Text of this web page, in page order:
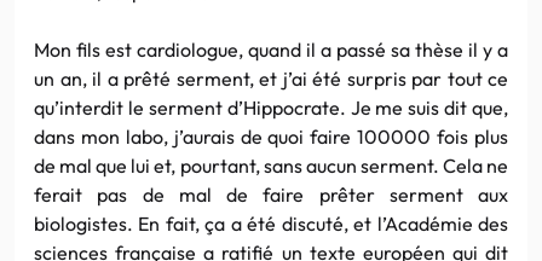
Mon fils est cardiologue, quand il a passé sa thèse il y a
un an, il a prêté serment, et j’ai été surpris par tout ce
qu’interdit le serment d’Hippocrate. Je me suis dit que,
dans mon labo, j’aurais de quoi faire 100000 fois plus
de mal que lui et, pourtant, sans aucun serment. Cela ne
ferait pas de mal de faire prêter serment aux
biologistes. En fait, ça a été discuté, et l’Académie des
sciences française a ratifié un texte européen qui dit